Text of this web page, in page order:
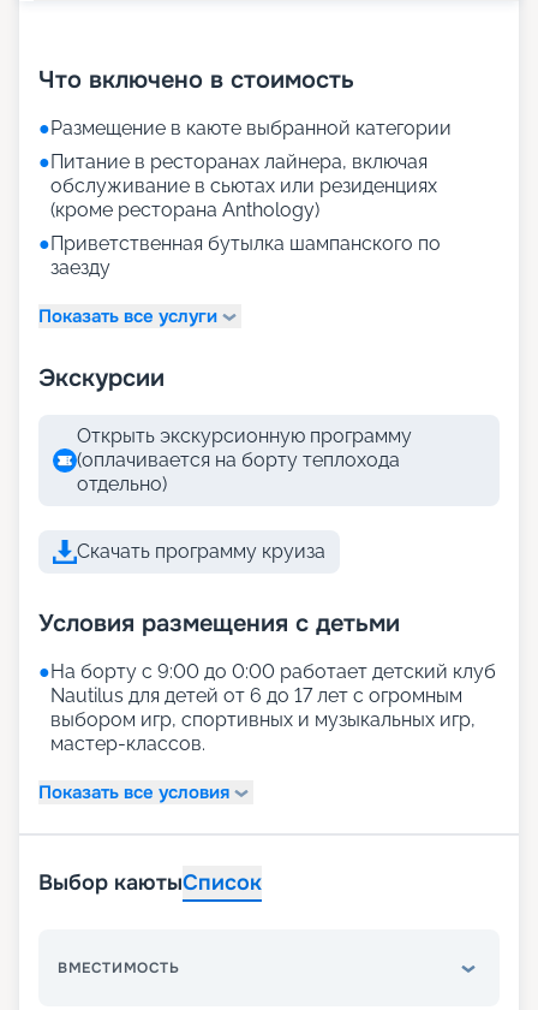
Что включено в стоимость
●Размещение в каюте выбранной категории
●Питание в ресторанах лайнера, включая
обслуживание в сьютах или резиденциях
(кроме ресторана Anthology)
●Приветственная бутылка шампанского по
заезду
Показать все услуги
Экскурсии
Открыть экскурсионную программу
(оплачивается на борту теплохода
отдельно)
Скачать программу круиза
Условия размещения с детьми
●На борту с 9:00 до 0:00 работает детский клуб
Nautilus для детей от 6 до 17 лет с огромным
выбором игр, спортивных и музыкальных игр,
мастер-классов.
Показать все условия
Выбор каютыСписок
ВМЕСТИМОСТЬ